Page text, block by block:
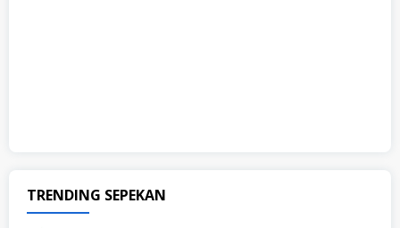
TRENDING SEPEKAN